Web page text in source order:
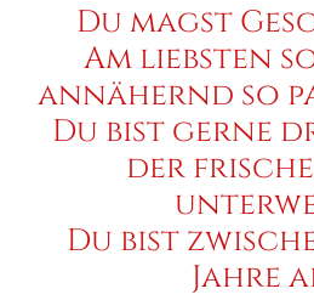
Du magst
Am liebsten
annähernd so
Du bist gerne
der
Du bist
Jahre